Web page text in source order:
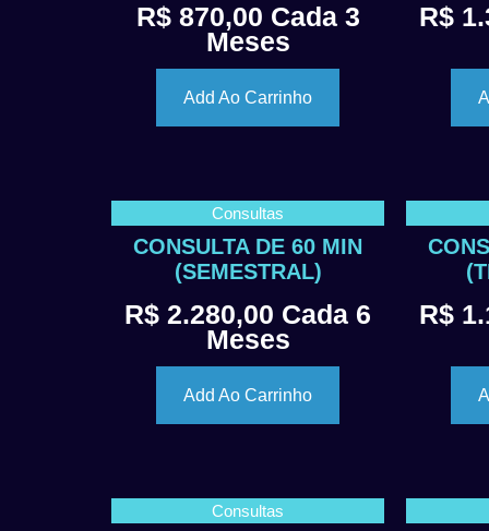
R$870,00 Cada 3
Meses
Add Ao Carrinho
R$
Consultas
CONSULTA DE 60 MIN
(SEMESTRAL)
R$ 2.280,00 Cada 6
Meses
Add Ao Carrinho
R$
Consultas